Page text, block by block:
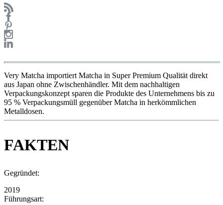
Very Matcha importiert Matcha in Super Premium Qualität direkt
aus Japan ohne Zwischenhändler. Mit dem nachhaltigen
Verpackungskonzept sparen die Produkte des Unternehmens bis zu
95 % Verpackungsmüll gegenüber Matcha in herkömmlichen
Metalldosen.
FAKTEN
Gegründet:
2019
Führungsart: